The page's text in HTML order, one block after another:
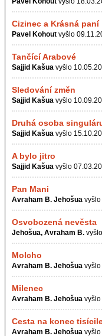
Cizinec a Krásná paní
Pavel Kohout vyšlo
Tančící Arabové
Sajjid Kašua vyšlo
Sledování změn
Sajjid Kašua vyšlo
Druhá osoba
Sajjid Kašua vyšlo
A bylo jitro
Sajjid Kašua vyšlo
Pan Mani
Avraham B. Jehošua
Osvobozená nevěsta
Jehošua, Avraham B.
Molcho
Avraham B. Jehošua
Milenec
Avraham B. Jehošua
Cesta na konec
Avraham B. Jehošua